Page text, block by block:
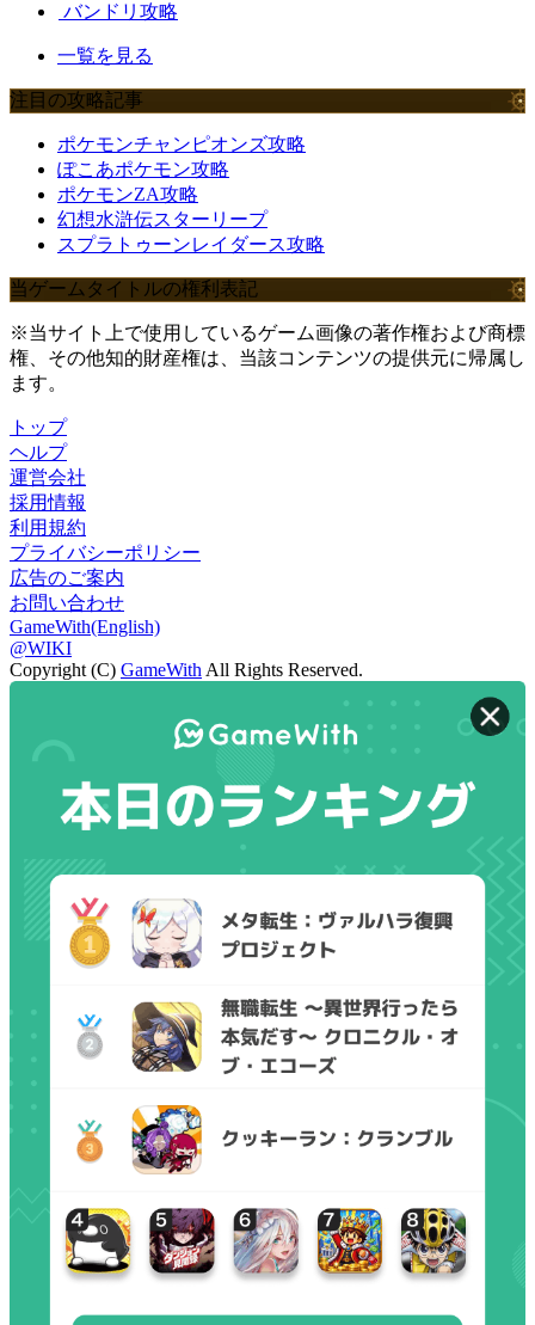
バンドリ攻略
一覧を見る
注目の攻略記事
ポケモンチャンピオンズ攻略
ぽこあポケモン攻略
ポケモンZA攻略
幻想水滸伝スターリープ
スプラトゥーンレイダース攻略
当ゲームタイトルの権利表記
※当サイト上で使用しているゲーム画像の著作権および商標
権、その他知的財産権は、当該コンテンツの提供元に帰属し
ます。
トップ
ヘルプ
運営会社
採用情報
利用規約
プライバシーポリシー
広告のご案内
お問い合わせ
GameWith(English)
@WIKI
Copyright (C) GameWith All Rights Reserved.